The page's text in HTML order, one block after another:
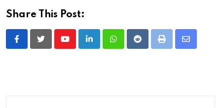
Share This Post:
YoutubeLinkedInWhatsappRedditPrint
Share